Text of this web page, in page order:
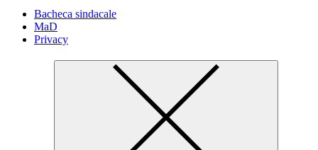
Bacheca sindacale
MaD
Privacy